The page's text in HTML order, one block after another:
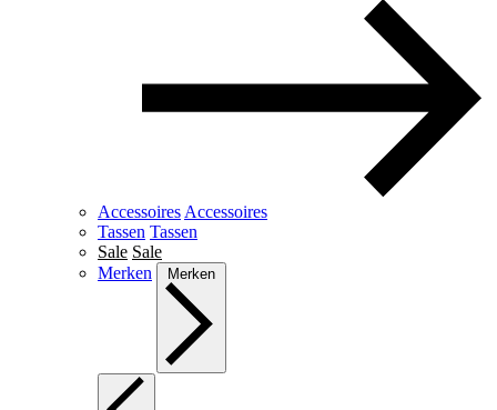
Accessoires Accessoires
Tassen Tassen
Sale Sale
Merken
Merken